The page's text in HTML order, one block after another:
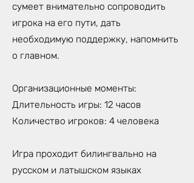
сумеет внимательно сопроводить
игрока на его пути, дать
необходимую поддержку, напомнить
о главном.
Организационные моменты:
Длительность игры: 12 часов
Количество игроков: 4 человека
Игра проходит билингвально на
русском и латышском языках